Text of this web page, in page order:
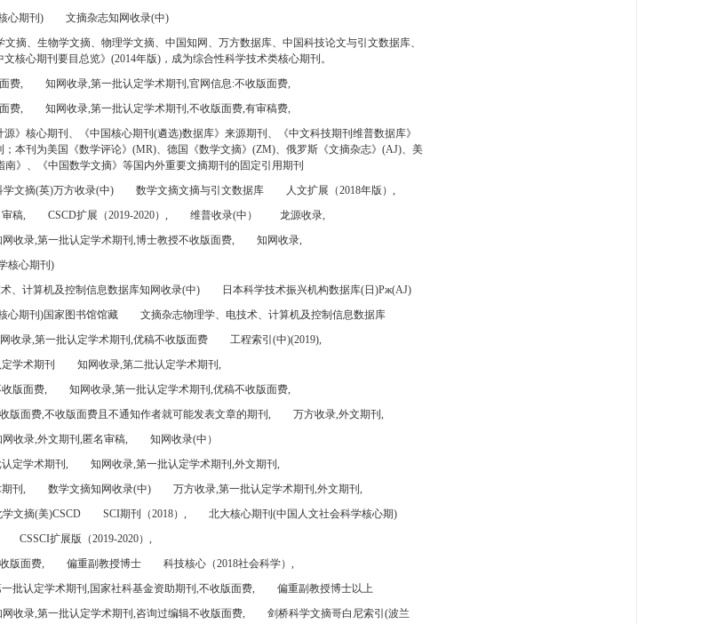
心期刊)
文摘杂志知网收录(中)
摘、生物学文摘、物理学文摘、中国知网、万方数据库、中国科技论文与引文数据库、
核心期刊要目总览》(2014年版)，成为综合性科学技术类核心期刊。
费,
知网收录,第一批认定学术期刊,官网信息:不收版面费,
费,
知网收录,第一批认定学术期刊,不收版面费,有审稿费,
》核心期刊、《中国核心期刊(遴选)数据库》来源期刊、《中文科技期刊维普数据库》
本刊为美国《数学评论》(MR)、德国《数学文摘》(ZM)、俄罗斯《文摘杂志》(AJ)、美
》、《中国数学文摘》等国内外重要文摘期刊的固定引用期刊
学文摘(英)万方收录(中) 数学文摘文摘与引文数据库
人文扩展（2018年版）,
稿,
CSCD扩展（2019-2020）, 维普收录(中）
龙源收录,
网收录,第一批认定学术期刊,博士教授不收版面费,
知网收录,
核心期刊)
、计算机及控制信息数据库知网收录(中)
日本科学技术振兴机构数据库(日)Pж(AJ)
心期刊)国家图书馆馆藏
文摘杂志物理学、电技术、计算机及控制信息数据库
收录,第一批认定学术期刊,优稿不收版面费
工程索引(中)(2019),
学术期刊
知网收录,第二批认定学术期刊,
版面费,
知网收录,第一批认定学术期刊,优稿不收版面费,
版面费,不收版面费且不通知作者就可能发表文章的期刊,
万方收录,外文期刊,
网收录,外文期刊,匿名审稿,
知网收录(中）
定学术期刊,
知网收录,第一批认定学术期刊,外文期刊,
刊,
数学文摘知网收录(中)
万方收录,第一批认定学术期刊,外文期刊,
学文摘(美)CSCD SCI期刊（2018）,
北大核心期刊(中国人文社会科学核心期)
CSSCI扩展版（2019-2020）,
版面费,
偏重副教授博士
科技核心（2018社会科学）,
批认定学术期刊,国家社科基金资助期刊,不收版面费,
偏重副教授博士以上
网收录,第一批认定学术期刊,咨询过编辑不收版面费,
剑桥科学文摘哥白尼索引(波兰